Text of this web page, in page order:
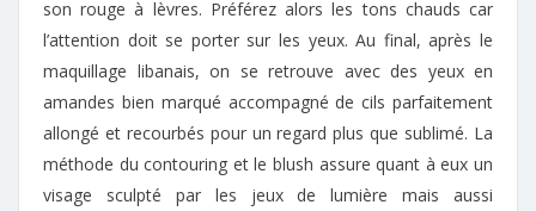
son rouge à lèvres. Préférez alors les tons chauds car
l’attention doit se porter sur les yeux. Au final, après le
maquillage libanais, on se retrouve avec des yeux en
amandes bien marqué accompagné de cils parfaitement
allongé et recourbés pour un regard plus que sublimé. La
méthode du contouring et le blush assure quant à eux un
visage sculpté par les jeux de lumière mais aussi